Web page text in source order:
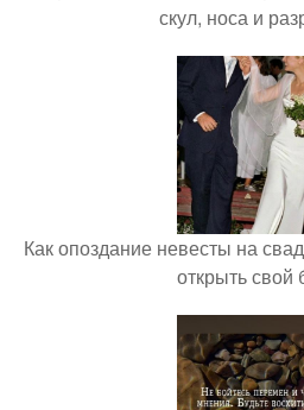
скул, носа и
Как опоздание невесты на
открыть свой